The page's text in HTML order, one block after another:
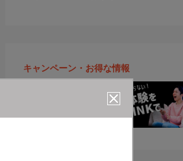
キャンペーン・お得な情報